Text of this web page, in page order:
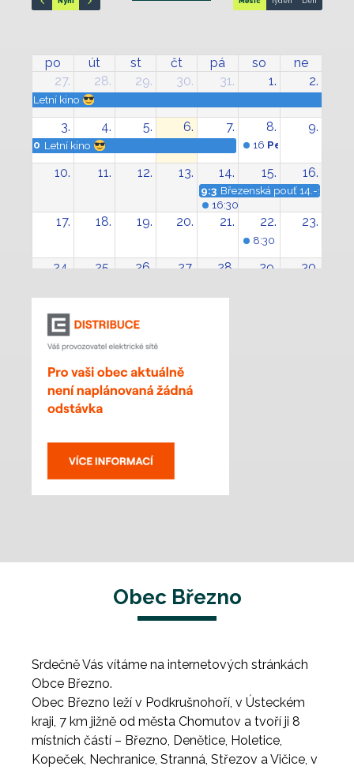
po út st čt pá so
ne
27.
Letní kino
28. 29. 30. 31. 1. 2.
3.
0 Letní kino
4. 5. 6. 7. 8.
16 Perseidy ve
9.
10. 11. 12. 13. 14.
9:30Březenská pouť 14.-
16:30
15. 16.
17. 18. 19. 20. 21. 22.
8:30
23.
24. 25. 26. 27. 28. 29. 30.
31.
Obec Březno
Srdečně Vás vítáme na internetových stránkách
Obce Březno.
Obec Březno leží v Podkrušnohoří, v Ústeckém
kraji, 7 km jižně od města Chomutov a tvoří ji 8
místních částí – Březno, Denětice, Holetice,
Kopeček, Nechranice, Stranná, Střezov a Vičice, v